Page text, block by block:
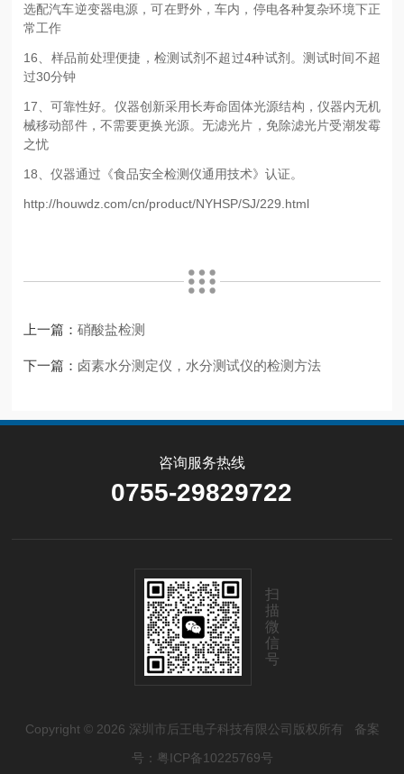
选配汽车逆变器电源，可在野外，车内，停电各种复杂环境下正
常工作
16、样品前处理便捷，检测试剂不超过4种试剂。测试时间不超
过30分钟
17、可靠性好。仪器创新采用长寿命固体光源结构，仪器内无机
械移动部件，不需要更换光源。无滤光片，免除滤光片受潮发霉
之忧
18、仪器通过《食品安全检测仪通用技术》认证。
http://houwdz.com/cn/product/NYHSP/SJ/229.html
上一篇：硝酸盐检测
下一篇： 卤素水分测定仪，水分测试仪的检测方法
咨询服务热线
0755-29829722
扫
描
微
信
号
Copyright © 2026 深圳市后王电子科技有限公司版权所有 备案
号：粤ICP备10225769号